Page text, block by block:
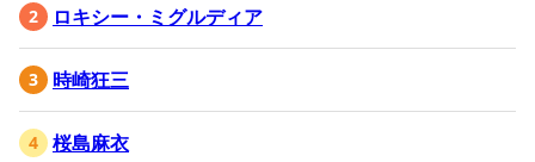
ロキシー・ミグルディア
時崎狂三
桜島麻衣